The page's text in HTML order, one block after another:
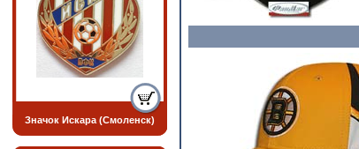
Значок Искара (Смоленск)